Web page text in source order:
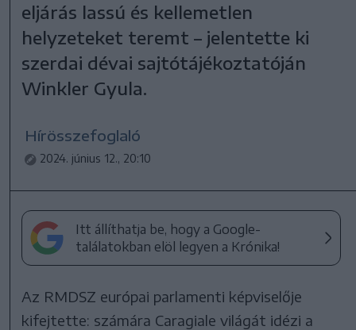
eljárás lassú és kellemetlen
helyzeteket teremt – jelentette ki
szerdai dévai sajtótájékoztatóján
Winkler Gyula.
Hírösszefoglaló
2024. június 12., 20:10
Itt állíthatja be, hogy a Google-
találatokban elöl legyen a Krónika!
Az RMDSZ európai parlamenti képviselője
kifejtette: számára Caragiale világát idézi a